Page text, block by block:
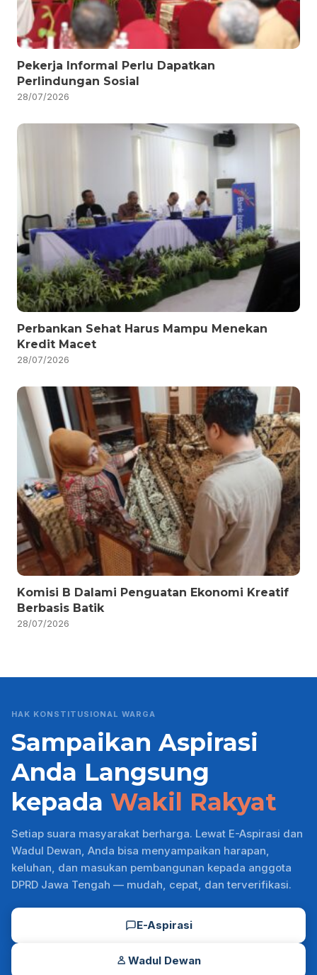
Pekerja Informal Perlu Dapatkan
Perlindungan Sosial
28/07/2026
Perbankan Sehat Harus Mampu Menekan
Kredit Macet
28/07/2026
Komisi B Dalami Penguatan Ekonomi Kreatif
Berbasis Batik
28/07/2026
HAK KONSTITUSIONAL WARGA
Sampaikan Aspirasi
Anda Langsung
kepada Wakil Rakyat
Setiap suara masyarakat berharga. Lewat E-Aspirasi dan
Wadul Dewan, Anda bisa menyampaikan harapan,
keluhan, dan masukan pembangunan kepada anggota
DPRD Jawa Tengah — mudah, cepat, dan terverifikasi.
E-Aspirasi
Wadul Dewan